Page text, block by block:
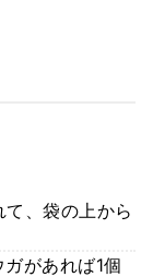
、袋の上から
があれば1個